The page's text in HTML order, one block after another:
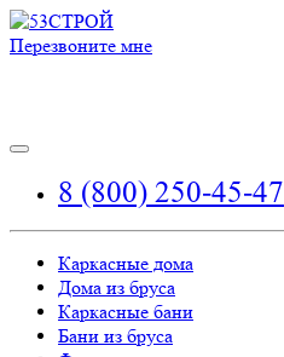
Перезвоните мне
8 (800) 250-45-47
Каркасные дома
Дома из бруса
Каркасные бани
Бани из бруса